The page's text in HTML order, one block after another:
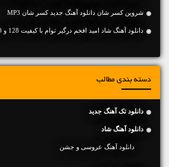
شروین کسر شان دانلود آهنگ جدید کسر شان MP3
دانلود آهنگ شاد امید افخم درگیر توام با کیفیت 128 و 320
دسته بندی مطالب
دانلود تک آهنگ جدید
دانلود آهنگ شاد
دانلود آهنگ عروسی و جشن